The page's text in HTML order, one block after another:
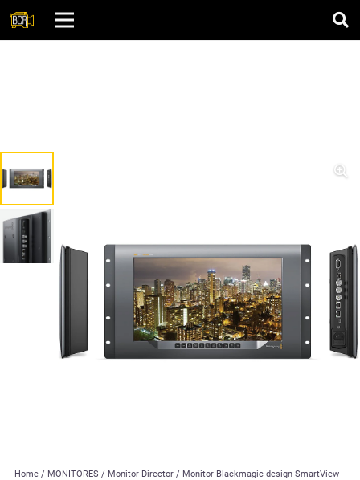
Home / MONITORES / Monitor Director / Monitor Blackmagic design SmartView